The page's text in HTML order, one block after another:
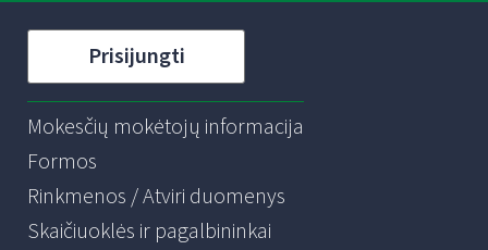
Prisijungti
Mokesčių mokėtojų informacija
Formos
Rinkmenos / Atviri duomenys
Skaičiuoklės ir pagalbininkai